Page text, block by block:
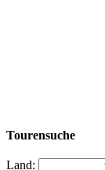
Tourensuche
Land: